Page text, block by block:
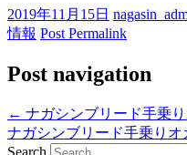
2019年11月15日
情報 Post Permalink
Post navigation
← ナガシンブリード手乗
ナガシンブリード手乗りオ
Search